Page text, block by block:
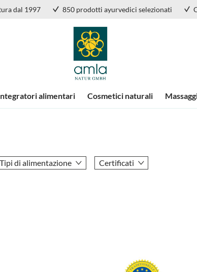
dal 1997 850 prodotti ayurvedici selezionati
alimentari Cosmetici naturali
Tipi di alimentazione Certificati